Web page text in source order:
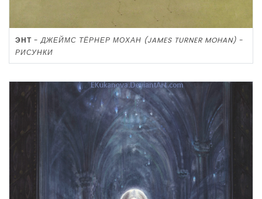
ЭНТ -ДЖЕЙМС ТЁРНЕР МОХАН (JAMES TURNER MOHAN) -
РИСУНКИ